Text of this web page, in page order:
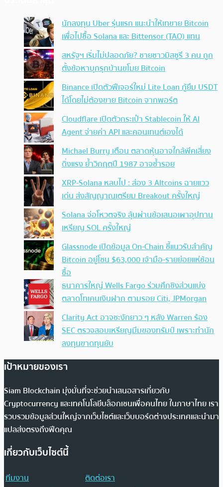
นักลงทุน Uber รุ่นแรก แนะนำให้เทขาย Bitcoin
เพื่อไปซื้อ Solana และ Bittensor (TAO) แทน
สหรัฐฯ เริ่มไม่ปลอดภัย? ชายชาวมิสซูรี 3 คน ถูก
ตั้งข้อหาบุกรุกบ้านขโมย Bitcoin
Binance เปิดตัวฟีเจอร์ใหม่ Lite Loan กู้ยืม USDT
ได้โดยไม่ต้องขาย Bitcoin จากพอร์ต
Cloudflare เปิดตัวกระเป๋า Stablecoin ให้ AI
Agent จ่ายค่า API และคอนเทนต์เองได้
Michael Burry เตือน ตลาดหุ้นอาจใกล้พีคเสี่ยง
ดิ่งแรง ย้ำวิกฤตปี 1987 อาจซ้ำรอย
XRP-Solana หลบไป : ส่อง 3 Altcoins ฉายแวว
เด่น ส่งสัญญาณเตรียม Breakout ครั้งใหญ่
Solana จ่อโหวตจริง ลุ้นผ่านข้อเสนอเผาอุปทาน
เหรียญ SOL ครั้งใหญ่
Glassnode เปิดข้อมูล On-Chain ชี้แนวรับสำคัญ
Bitcoin อยู่โซน $63,000 เจ้ามือ-รายย่อยแห่ช้อน
ซื้อ
ธนาคารใหญ่ Wells Fargo ร่วมศึกชิงส่วนแบ่ง
ตลาดโทเคนเงินฝาก ตามรอย Citi, JPMorgan
Clarity Act อาจชะงักยาว ๆ หลัง Warren ร้อง
SEC ตรวจสอบเหรียญมีมของทรัมป์ เพราะทำนัก
ลงทุนขาดทุนยับ
เป้าหมายของเรา
Siam Blockchain มุ่งมั่นที่จะช่วยนำเสนอสารเกี่ยวกับ
Cryptocurrency และเทคโนโลยีบล็อกเชนเพื่อคนไทย ในภาษาไทย เรา
รวบรวมข้อมูลส่วนใหญ่จากเว็บไซต์และเว็บบอร์ดต่างประเทศและนำมา
แปลส่งตรงถึงฟีดคุณ
เกี่ยวกับเว็บไซต์นี้
ทีมงาน
ติดต่อเรา